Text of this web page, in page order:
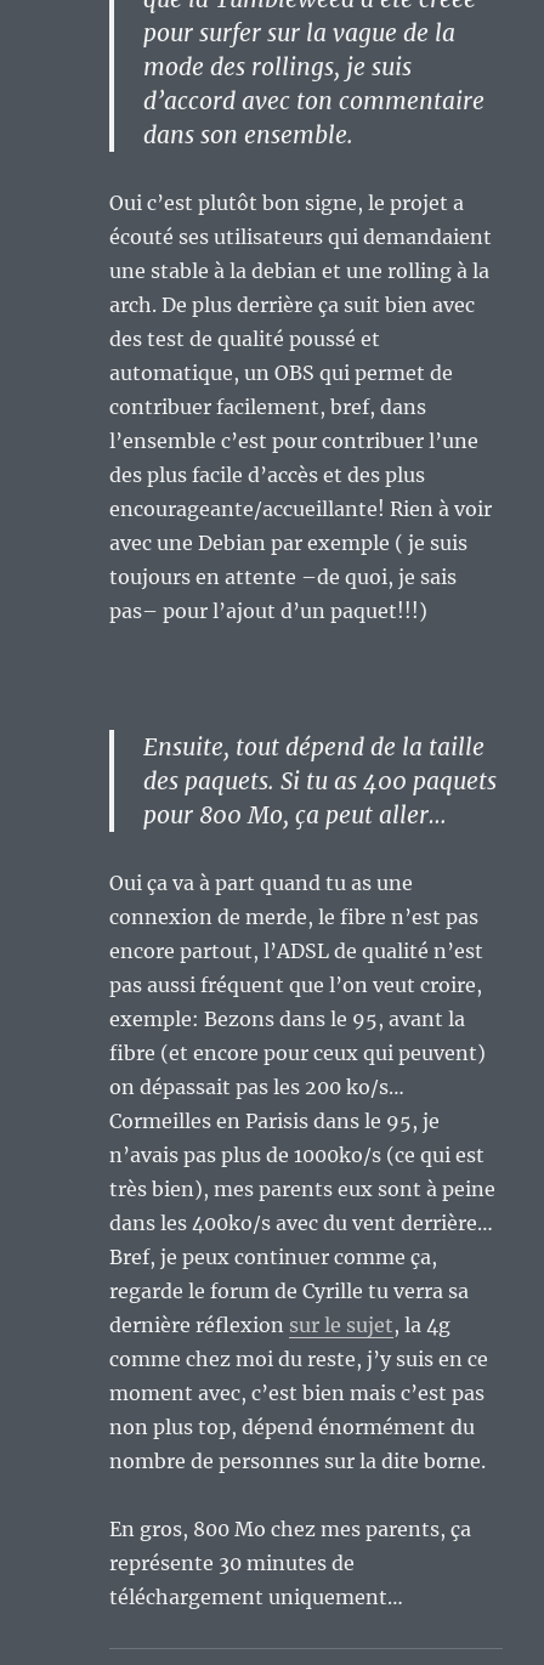
pour surfer sur la vague de la
mode des rollings, je suis
d’accord avec ton commentaire
dans son ensemble.
Oui c’est plutôt bon signe, le projet a
écouté ses utilisateurs qui demandaient
une stable à la debian et une rolling à la
arch. De plus derrière ça suit bien avec
des test de qualité poussé et
automatique, un OBS qui permet de
contribuer facilement, bref, dans
l’ensemble c’est pour contribuer l’une
des plus facile d’accès et des plus
encourageante/accueillante! Rien à voir
avec une Debian par exemple ( je suis
toujours en attente –de quoi, je sais
pas– pour l’ajout d’un paquet!!!)
Ensuite, tout dépend de la taille
des paquets. Si tu as 400 paquets
pour 800 Mo, ça peut aller…
Oui ça va à part quand tu as une
connexion de merde, le fibre n’est pas
encore partout, l’ADSL de qualité n’est
pas aussi fréquent que l’on veut croire,
exemple: Bezons dans le 95, avant la
fibre (et encore pour ceux qui peuvent)
on dépassait pas les 200 ko/s…
Cormeilles en Parisis dans le 95, je
n’avais pas plus de 1000ko/s (ce qui est
très bien), mes parents eux sont à peine
dans les 400ko/s avec du vent derrière…
Bref, je peux continuer comme ça,
regarde le forum de Cyrille tu verra sa
dernière réflexion sur le sujet, la 4g
comme chez moi du reste, j’y suis en ce
moment avec, c’est bien mais c’est pas
non plus top, dépend énormément du
nombre de personnes sur la dite borne.
En gros, 800 Mo chez mes parents, ça
représente 30 minutes de
téléchargement uniquement…